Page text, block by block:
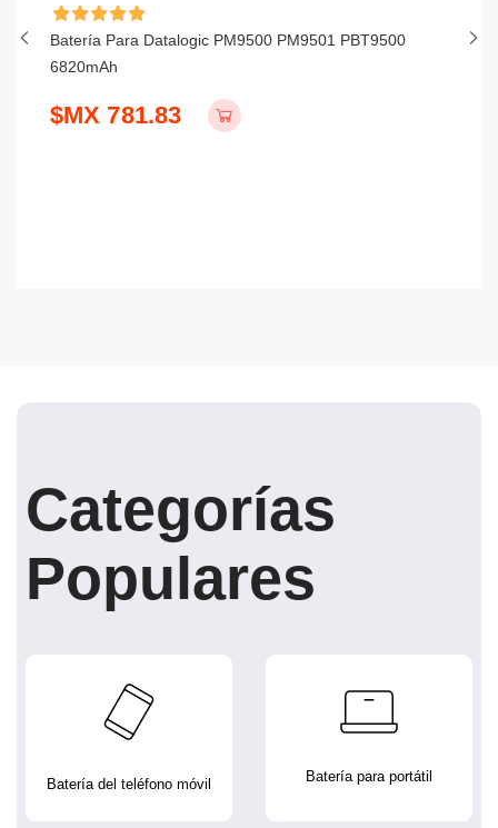
Batería Para Datalogic PM9500 PM9501 PBT9500
6820mAh
$MX 781.83
Categorías
Populares
Batería del teléfono móvil Batería para portátil